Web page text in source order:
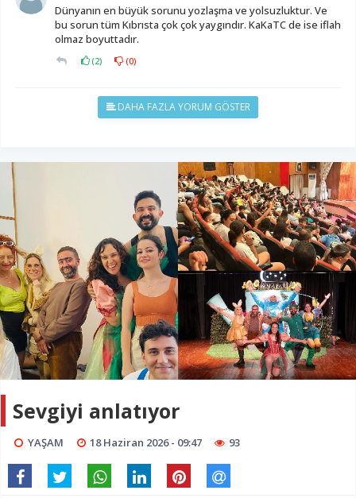
Dünyanın en büyük sorunu yozlaşma ve yolsuzluktur. Ve
bu sorun tüm Kıbrısta çok çok yaygındır. KaKaTC de ise iflah
olmaz boyuttadır.
(2) (0)
DAHA FAZLA YORUM GÖSTER
Sevgiyi anlatıyor
YAŞAM 18 Haziran 2026 - 09:47 93